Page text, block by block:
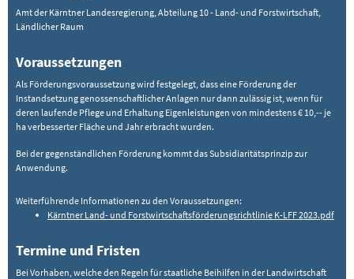
Amt der Kärntner Landesregierung, Abteilung 10 - Land- und Forstwirtschaft,
Ländlicher Raum
Voraussetzungen
Als Förderungsvoraussetzung wird festgelegt, dass eine Förderung der
Instandsetzung genossenschaftlicher Anlagen nur dann zulässig ist, wenn für
deren laufende Pflege und Erhaltung Eigenleistungen von mindestens € 10,-- je
ha verbesserter Fläche und Jahr erbracht wurden.
Bei der gegenständlichen Förderung kommt das Subsidiaritätsprinzip zur
Anwendung.
Weiterführende Informationen zu den Voraussetzungen:
Kärntner Land- und Forstwirtschaftsförderungsrichtlinie K-LFF 2023.pdf
Termine und Fristen
Bei Vorhaben, welche den Regeln für staatliche Beihilfen in der Landwirtschaft